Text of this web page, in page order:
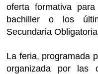
oferta formativa
bachiller o los
Secundaria
La feria, programada
organizada por las